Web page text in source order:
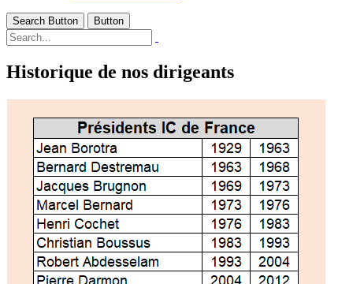
Search Button Button
Historique de nos dirigeants